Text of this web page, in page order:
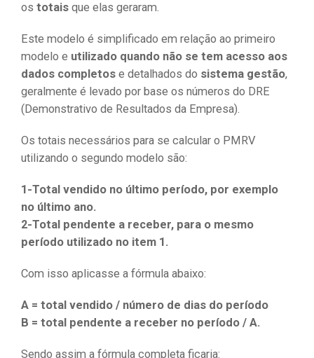
os totais que elas geraram.
Este modelo é simplificado em relação ao primeiro
modelo e utilizado quando não se tem acesso aos
dados completos e detalhados do sistema gestão,
geralmente é levado por base os números do DRE
(Demonstrativo de Resultados da Empresa).
Os totais necessários para se calcular o PMRV
utilizando o segundo modelo são:
1-Total vendido no último período, por exemplo
no último ano.
2-Total pendente a receber, para o mesmo
período utilizado no item 1.
Com isso aplicasse a fórmula abaixo:
A = total vendido / número de dias do período
B = total pendente a receber no período / A.
Sendo assim a fórmula completa ficaria: